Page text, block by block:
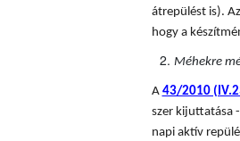
átrepülést is).
hogy a
Méhekre
A 43/2010
szer kijuttatása
napi aktív